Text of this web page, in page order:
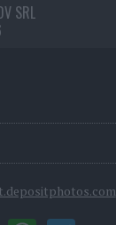
SRL